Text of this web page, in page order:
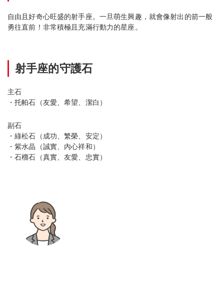
自由且好奇心旺盛的射手座。一旦萌生興趣，就會像射出的箭一般
勇往直前！非常積極且充滿行動力的星座。
射手座的守護石
主石
・托帕石（友愛、希望、潔白）
副石
・綠松石（成功、繁榮、安定）
・紫水晶（誠實、內心祥和）
・石榴石（真實、友愛、忠實）